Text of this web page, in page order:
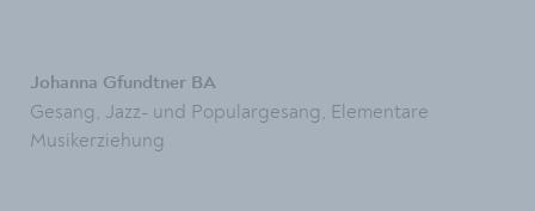
Johanna Gfundtner BA
Gesang, Jazz- und Populargesang, Elementare
Musikerziehung